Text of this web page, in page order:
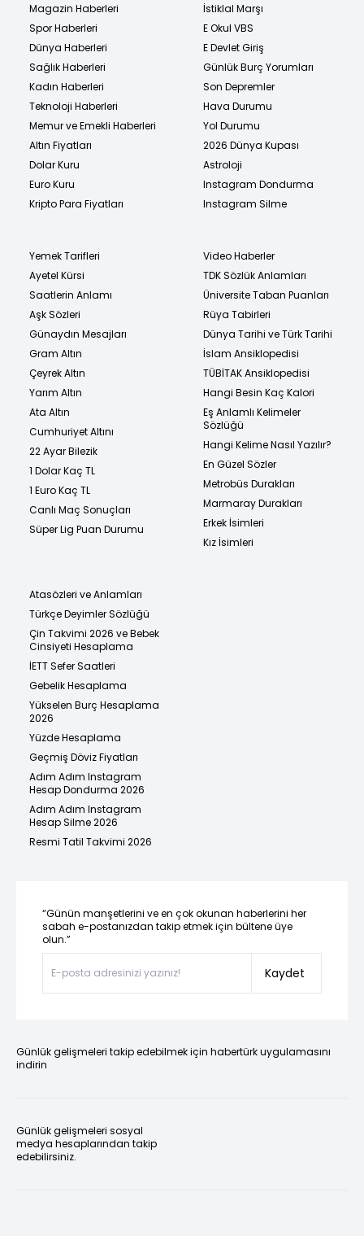
Magazin Haberleri
Spor Haberleri
Dünya Haberleri
Sağlık Haberleri
Kadın Haberleri
Teknoloji Haberleri
Memur ve Emekli Haberleri
Altın Fiyatları
Dolar Kuru
Euro Kuru
Kripto Para Fiyatları
İstiklal Marşı
E Okul VBS
E Devlet Giriş
Günlük Burç Yorumları
Son Depremler
Hava Durumu
Yol Durumu
2026 Dünya Kupası
Astroloji
Instagram Dondurma
Instagram Silme
Yemek Tarifleri
Ayetel Kürsi
Saatlerin Anlamı
Aşk Sözleri
Günaydın Mesajları
Gram Altın
Çeyrek Altın
Yarım Altın
Ata Altın
Cumhuriyet Altını
22 Ayar Bilezik
1 Dolar Kaç TL
1 Euro Kaç TL
Canlı Maç Sonuçları
Süper Lig Puan Durumu
Video Haberler
TDK Sözlük Anlamları
Üniversite Taban Puanları
Rüya Tabirleri
Dünya Tarihi ve Türk Tarihi
İslam Ansiklopedisi
TÜBİTAK Ansiklopedisi
Hangi Besin Kaç Kalori
Eş Anlamlı Kelimeler
Sözlüğü
Hangi Kelime Nasıl Yazılır?
En Güzel Sözler
Metrobüs Durakları
Marmaray Durakları
Erkek İsimleri
Kız İsimleri
Atasözleri ve Anlamları
Türkçe Deyimler Sözlüğü
Çin Takvimi 2026 ve Bebek
Cinsiyeti Hesaplama
İETT Sefer Saatleri
Gebelik Hesaplama
Yükselen Burç Hesaplama
2026
Yüzde Hesaplama
Geçmiş Döviz Fiyatları
Adım Adım Instagram
Hesap Dondurma 2026
Adım Adım Instagram
Hesap Silme 2026
Resmi Tatil Takvimi 2026
“Günün manşetlerini ve en çok okunan haberlerini her
sabah e-postanızdan takip etmek için bültene üye
olun.”
Kaydet
Günlük gelişmeleri takip edebilmek için habertürk uygulamasını
indirin
Günlük gelişmeleri sosyal
medya hesaplarından takip
edebilirsiniz.